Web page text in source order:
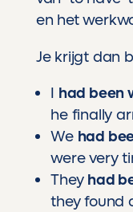
en het
Je krijgt dan
I had been
he finally
We had
were very
They had
they found